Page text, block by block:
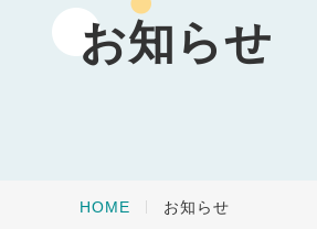
お知らせ
HOME お知らせ